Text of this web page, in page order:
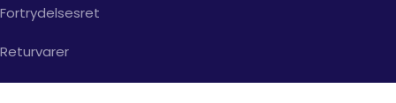
Fortrydelsesret
Returvarer